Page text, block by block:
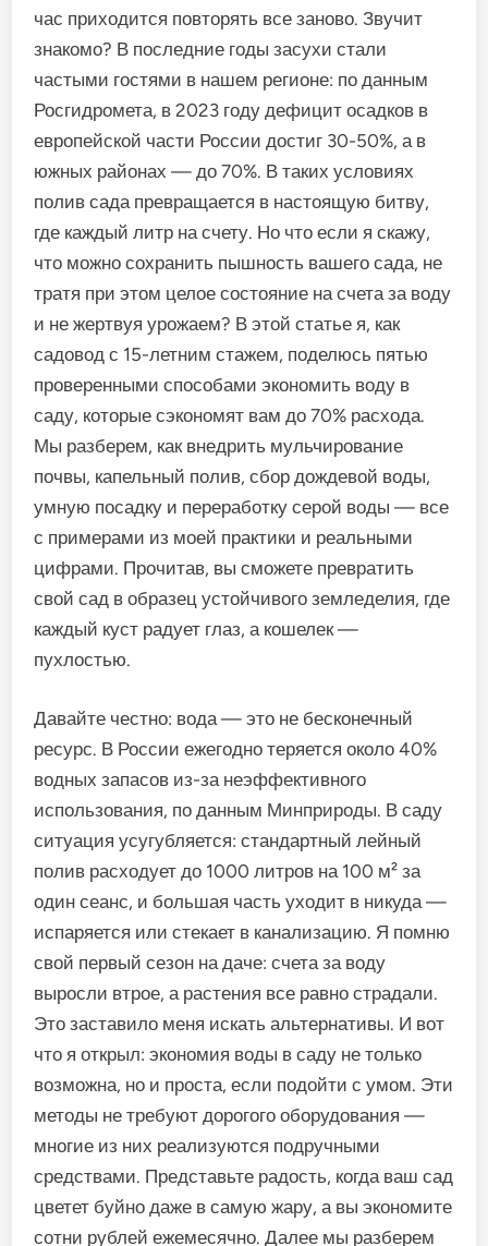
час приходится повторять все заново. Звучит
знакомо? В последние годы засухи стали
частыми гостями в нашем регионе: по данным
Росгидромета, в 2023 году дефицит осадков в
европейской части России достиг 30-50%, а в
южных районах — до 70%. В таких условиях
полив сада превращается в настоящую битву,
где каждый литр на счету. Но что если я скажу,
что можно сохранить пышность вашего сада, не
тратя при этом целое состояние на счета за воду
и не жертвуя урожаем? В этой статье я, как
садовод с 15-летним стажем, поделюсь пятью
проверенными способами экономить воду в
саду, которые сэкономят вам до 70% расхода.
Мы разберем, как внедрить мульчирование
почвы, капельный полив, сбор дождевой воды,
умную посадку и переработку серой воды — все
с примерами из моей практики и реальными
цифрами. Прочитав, вы сможете превратить
свой сад в образец устойчивого земледелия, где
каждый куст радует глаз, а кошелек —
пухлостью.
Давайте честно: вода — это не бесконечный
ресурс. В России ежегодно теряется около 40%
водных запасов из-за неэффективного
использования, по данным Минприроды. В саду
ситуация усугубляется: стандартный лейный
полив расходует до 1000 литров на 100 м² за
один сеанс, и большая часть уходит в никуда —
испаряется или стекает в канализацию. Я помню
свой первый сезон на даче: счета за воду
выросли втрое, а растения все равно страдали.
Это заставило меня искать альтернативы. И вот
что я открыл: экономия воды в саду не только
возможна, но и проста, если подойти с умом. Эти
методы не требуют дорогого оборудования —
многие из них реализуются подручными
средствами. Представьте радость, когда ваш сад
цветет буйно даже в самую жару, а вы экономите
сотни рублей ежемесячно. Далее мы разберем